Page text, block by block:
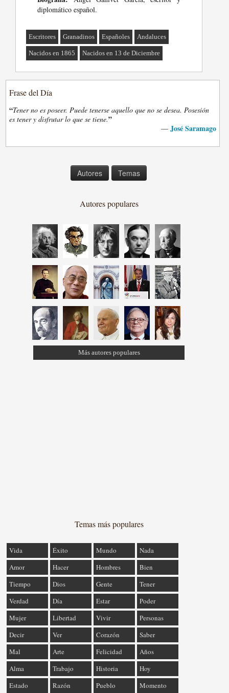
diplomático español.
Escritores Granadinos Españoles Andaluces
Nacidos en 1865 Nacidos en 13 de Diciembre
Frase del Día
“Tener no es poseer. Puede tenerse aquello que no se desea. Posesión
es tener y disfrutar lo que se tiene.”
— José Saramago
Autores Temas
Autores populares
Más autores populares
Temas más populares
Vida Éxito Mundo
Nada
Amor
Hacer Hombres
Bien
Tiempo
Dios Gente
Tener
Verdad
Día Estar
Poder
Mujer
Libertad Vivir
Personas
Decir
Ver Corazón
Saber
Mal
Arte Felicidad
Años
Alma
Trabajo Historia
Hoy
Estado
Razón Pueblo Momento